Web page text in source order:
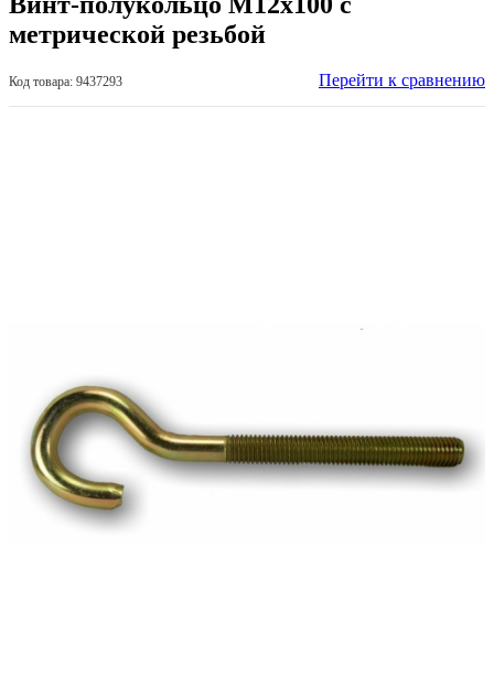
метрической резьбой
Код товара: 9437293 Перейти к сравнению